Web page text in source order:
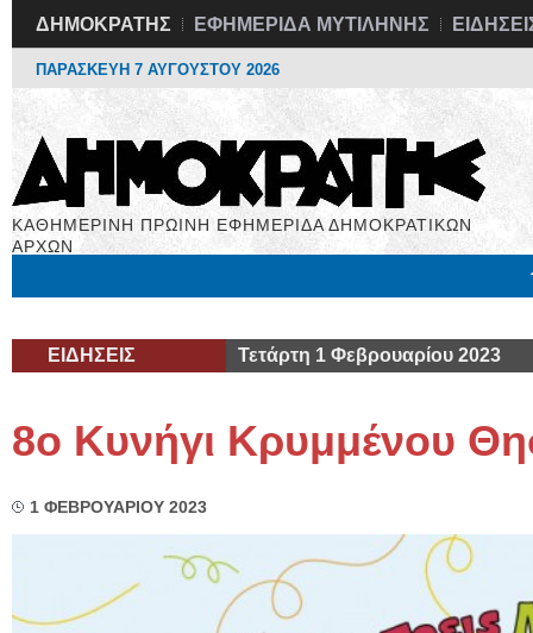
ΔΗΜΟΚΡΑΤΗΣ ΕΦΗΜΕΡΙΔΑ ΜΥΤΙΛΗΝΗΣ
ΠΑΡΑΣΚΕΥΗ 7 ΑΥΓΟΥΣΤΟΥ 2026
ΚΑΘΗΜΕΡΙΝΗ ΠΡΩΙΝΗ ΕΦΗΜΕΡΙΔΑ ΔΗΜΟΚΡΑΤΙΚΩΝ
ΑΡΧΩΝ
ΕΙΔΗΣΕΙΣ Τετάρτη 1 Φεβρουαρίου 2023
8ο Κυνήγι Κρυμμένου
1 ΦΕΒΡΟΥΑΡΙΟΥ 2023